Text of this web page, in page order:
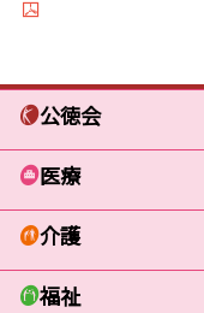
公徳会
医療
介護
福祉